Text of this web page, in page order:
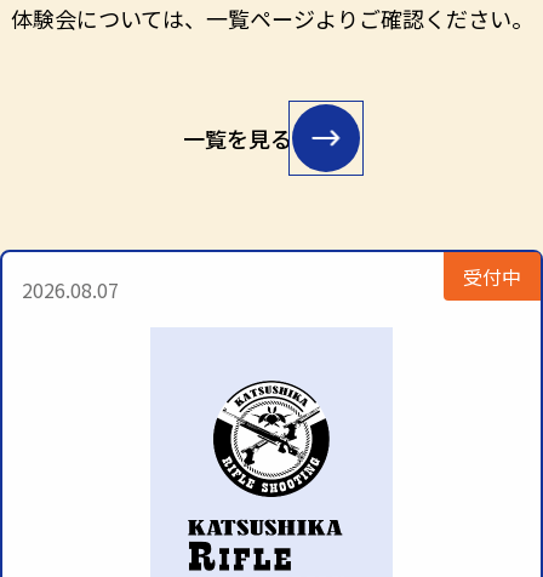
体験会については、一覧ページよりご確認ください。
一覧を見る
受付中
2026.08.07